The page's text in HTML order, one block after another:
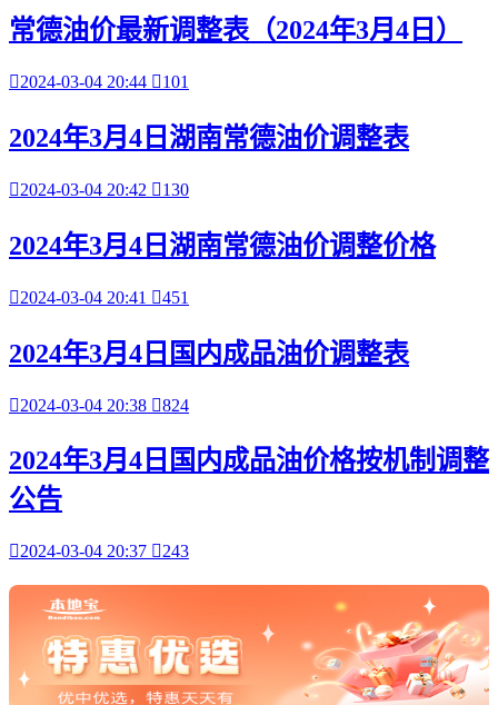
常德油价最新调整表（2024年3月4日）
2024-03-04 20:44 101
2024年3月4日湖南常德油价调整表
2024-03-04 20:42 130
2024年3月4日湖南常德油价调整价格
2024-03-04 20:41 451
2024年3月4日国内成品油价调整表
2024-03-04 20:38 824
2024年3月4日国内成品油价格按机制调整
公告
2024-03-04 20:37 243